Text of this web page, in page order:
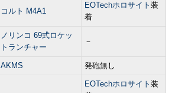
コルト M4A1
EOTechホロサイト 装
着
ノリンコ 69式ロケッ
トランチャー
－
AKMS 発砲無し
EOTechホロサイト 装